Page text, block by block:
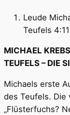
Leude
Teufels 4:11
MICHAEL
TEUFELS – DIE
Michaels erste
des Teufels. Die
„Flüsterfuchs?